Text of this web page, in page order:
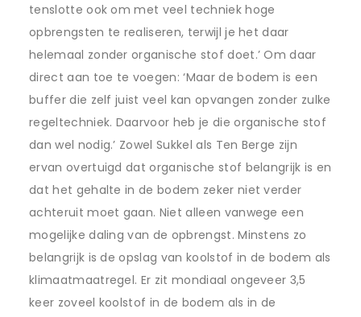
tenslotte ook om met veel techniek hoge
opbrengsten te realiseren, terwijl je het daar
helemaal zonder organische stof doet.’ Om daar
direct aan toe te voegen: ‘Maar de bodem is een
buffer die zelf juist veel kan opvangen zonder zulke
regeltechniek. Daarvoor heb je die organische stof
dan wel nodig.’ Zowel Sukkel als Ten Berge zijn
ervan overtuigd dat organische stof belangrijk is en
dat het gehalte in de bodem zeker niet verder
achteruit moet gaan. Niet alleen vanwege een
mogelijke daling van de opbrengst. Minstens zo
belangrijk is de opslag van koolstof in de bodem als
klimaatmaatregel. Er zit mondiaal ongeveer 3,5
keer zoveel koolstof in de bodem als in de